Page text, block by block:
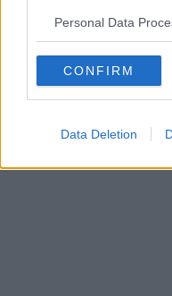
Personal Data
CONFIRM
Data Deletion